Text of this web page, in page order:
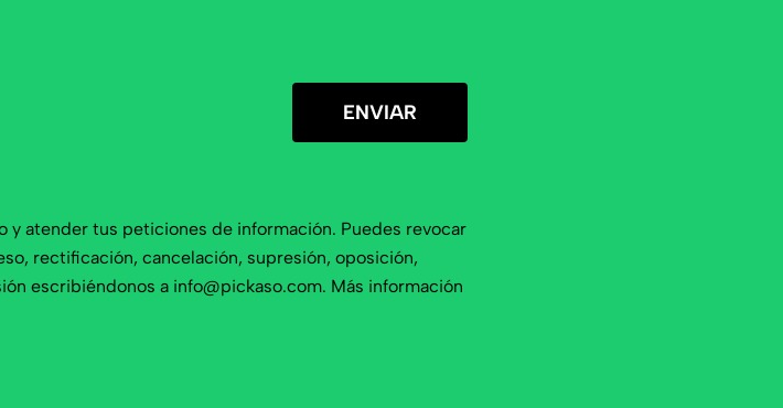
ENVIAR
y atender tus peticiones de información. Puedes revocar
rectificación, cancelación, supresión, oposición,
escribiéndonos a info@pickaso.com. Más información